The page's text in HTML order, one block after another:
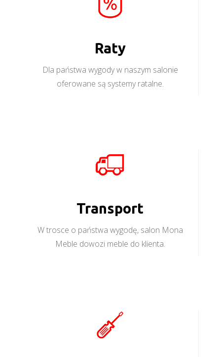
Raty
Dla państwa wygody w naszym salonie
oferowane są systemy ratalne.
Transport
W trosce o państwa wygodę, salon Mona
Meble dowozi meble do klienta.